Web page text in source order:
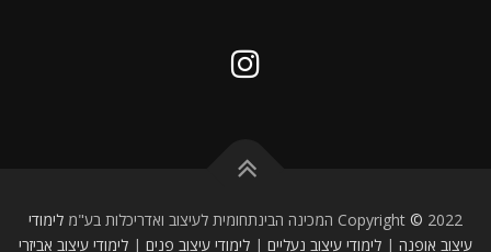
Copyright © 2022 המכינה הבינתחומית לעיצוב ואדריכלות בע"מ
לימודי
עיצוב אופנה | לימודי עיצוב נעליים | לימודי עיצוב פנים | לימודי עיצוב אביזרי